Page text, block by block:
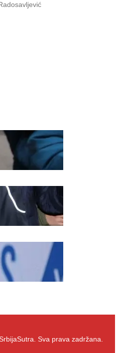
Sva prava zadržana.